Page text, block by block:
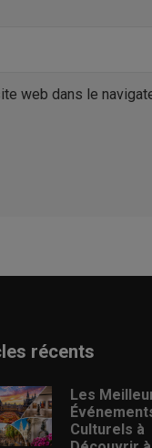
web dans le
récents
Les
Culturels à